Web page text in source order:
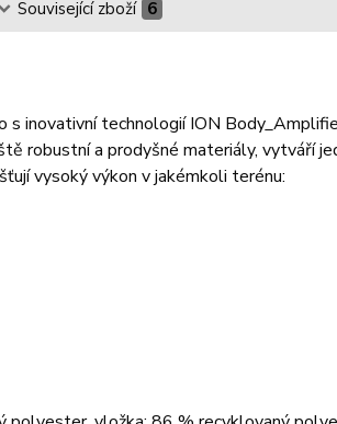
Související zboží 6
inovativní technologií ION
robustní a prodyšné materiály, vytváří
vysoký výkon v jakémkoli terénu: